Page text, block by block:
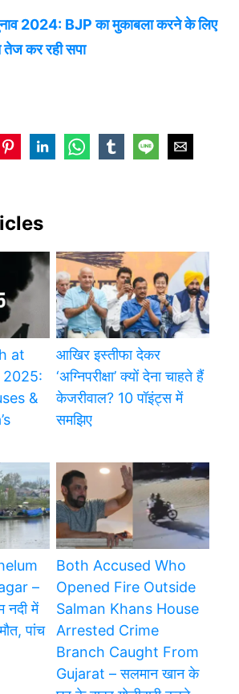
2024: BJP का मुकाबला करने के लिए
तेज कर रही सपा
at
2025:
&
आखिर इस्तीफा देकर
‘अग्निपरीक्षा’ क्यों देना चाहते हैं
केजरीवाल? 10 पॉइंट्स में
समझिए
–
नदी में
पांच
Both Accused Who
Opened Fire Outside
Salman Khans House
Arrested Crime
Branch Caught From
Gujarat – सलमान खान के